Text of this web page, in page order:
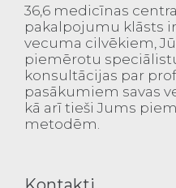
36,6 medicīnas
pakalpojumu klāsts
vecuma cilvēkiem,
piemērotu
konsultācijas par
pasākumiem savas
kā arī tieši Jums
metodēm.